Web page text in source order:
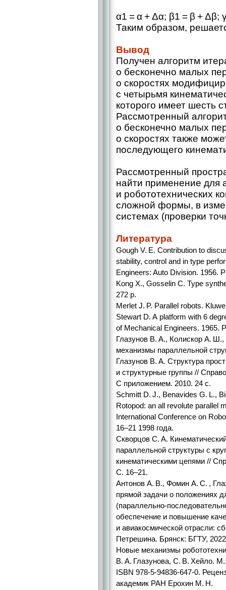
α1 = α + Δα; β1 = β + Δβ;
Таким образом,
Вывод
Получен алгоритм
о бесконечно малых
о скоростях
с четырьмя
которого имеет шесть
Рассмотренный
о бесконечно малых
о скоростях также
последующего
Рассмотренный
найти применение для
и робототехнических
сложной формы, в
системах (проверки
Литература
Gough V. Е. Contribution to
stability, control and in type
Engineers: Auto Division. 1956.
Kong X., Gosselin C. Type
272 p.
Merlet J. P. Parallel robots.
Stewart D. A platform with 6
of Mechanical Engineers. 1965.
Глазунов В. А., Колискор А.
механизмы параллельной
Глазунов В. А. Структура
и структурные группы //
С приложением. 2010. 24 с.
Schmitt D. J., Benavides G. L.,
Rotopod: an all revolute parallel
International Conference on
16–21 1998 года.
Скворцов С. А.
параллельной структуры с
кинематическими цепями //
С. 16–21.
Антонов А. В., Фомин А. С. ,
прямой задачи о положениях
(параллельно-­
обеспечение и повышение
и авиакосмической отрасли:
Петрешина. ​Брянск: БГТУ,
Новые механизмы
В. А. Глазунова, С. В. Хейло.
ISBN 978‑5‑94836‑647‑0.
академик РАН Ерохин М. Н.